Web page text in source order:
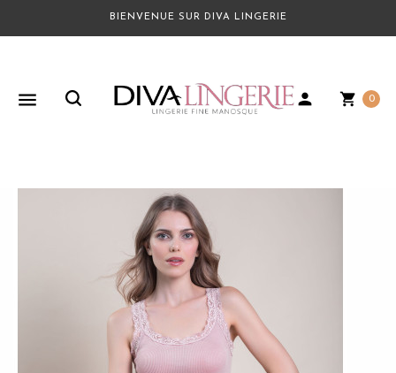
BIENVENUE SUR DIVA LINGERIE
person shopping_cart 0